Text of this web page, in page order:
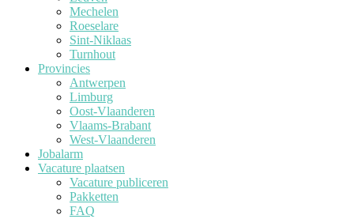
Mechelen
Roeselare
Sint-Niklaas
Turnhout
Provincies
Antwerpen
Limburg
Oost-Vlaanderen
Vlaams-Brabant
West-Vlaanderen
Jobalarm
Vacature plaatsen
Vacature publiceren
Pakketten
FAQ